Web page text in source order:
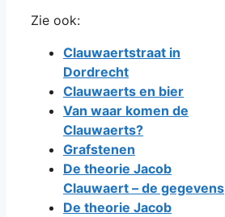
Zie ook:
Clauwaertstraat in
Dordrecht
Clauwaerts en bier
Van waar komen de
Clauwaerts?
Grafstenen
De theorie Jacob
Clauwaert – de gegevens
De theorie Jacob